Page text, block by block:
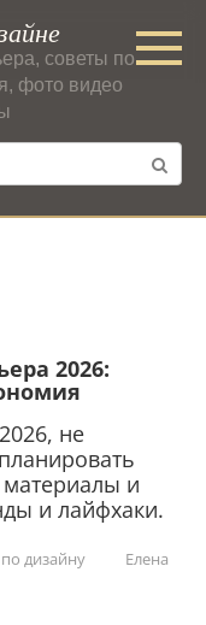
советы по
фото видео
2026:
не
и
и лайфхаки.
дизайну
Елена